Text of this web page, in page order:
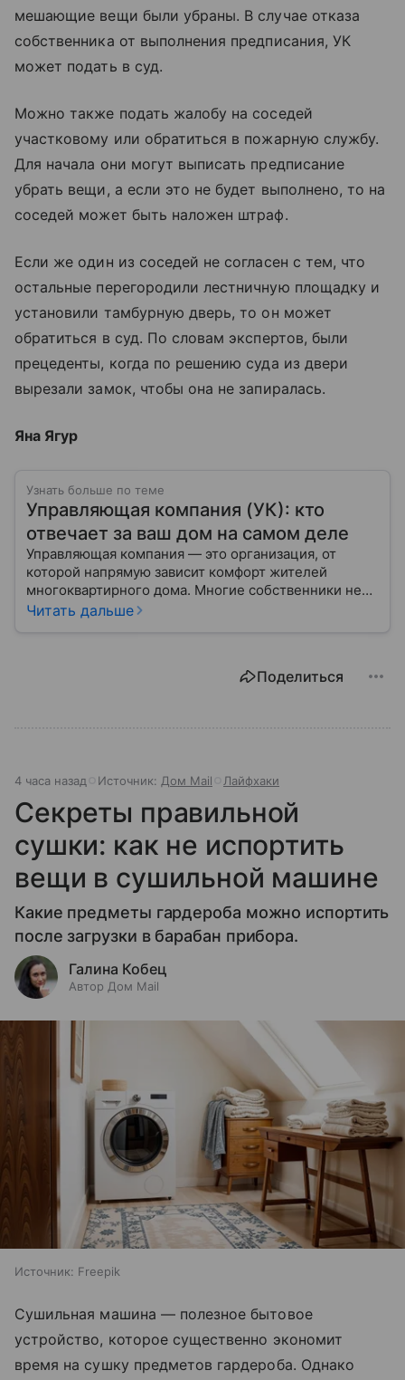
мешающие вещи были убраны. В случае отказа
собственника от выполнения предписания, УК
может подать в суд.
Можно также подать жалобу на соседей
участковому или обратиться в пожарную службу.
Для начала они могут выписать предписание
убрать вещи, а если это не будет выполнено, то на
соседей может быть наложен штраф.
Если же один из соседей не согласен с тем, что
остальные перегородили лестничную площадку и
установили тамбурную дверь, то он может
обратиться в суд. По словам экспертов, были
прецеденты, когда по решению суда из двери
вырезали замок, чтобы она не запиралась.
Яна Ягур
Узнать больше по теме
Управляющая компания (УК): кто
отвечает за ваш дом на самом деле
Управляющая компания — это организация, от
которой напрямую зависит комфорт жителей
многоквартирного дома. Многие собственники не
до конца понимают, какие именно услуги УК
Читать дальше
Поделиться
4 часа назад Источник: Дом Mail Лайфхаки
Секреты правильной
сушки: как не испортить
вещи в сушильной машине
Какие предметы гардероба можно испортить
после загрузки в барабан прибора.
Галина Кобец
Автор Дом Mail
Источник: Freepik
Сушильная машина — полезное бытовое
устройство, которое существенно экономит
время на сушку предметов гардероба. Однако